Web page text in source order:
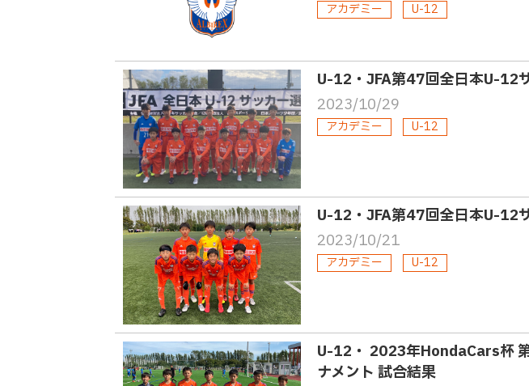
アカデミー U-12
U-12・JFA第47回全日本U-12
2023/10/29
アカデミー U-12
U-12・JFA第47回全日本U-12
2023/10/21
アカデミー U-12
U-12・ 2023年HondaCars杯
ナメント 試合結果